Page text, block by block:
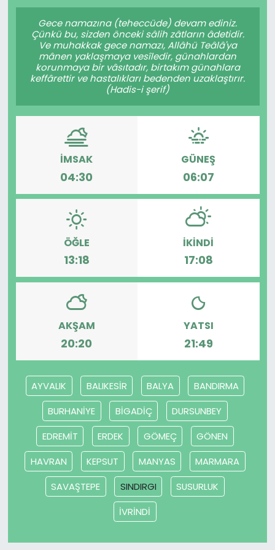
Gece namazına (teheccüde) devam ediniz.
Çünkü bu, sizden önceki sâlih zâtların âdetidir.
Ve muhakkak gece namazı, Allâhü Teâlâ'ya
mânen yaklaşmaya vesîledir, günahlardan
korunmaya bir vâsıtadır, birtakım günahlara
keffârettir ve hastalıkları bedenden uzaklaştırır.
(Hadis-i şerif)
İMSAK
04:30
GÜNEŞ
06:07
ÖĞLE
13:18
İKINDI
17:08
AKŞAM
20:20
YATSI
21:49
AYVALIK BALIKESİR BALYA
BANDIRMA
BURHANİYE
BİGADİÇ
DURSUNBEY
EDREMİT
ERDEK GÖMEÇ
GÖNEN
HAVRAN
KEPSUT MANYAS
MARMARA
SAVAŞTEPE
SINDIRGI
SUSURLUK
İVRİNDİ
Gündem
KKTC
KKTC YEREL SEÇİM 2018
Kültür Sanat
Magazin
Moda
Nöbetçi Eczaneler
Otomobil Dünyası
SAĞLIK
TÜRKiYE
Video Galeri
YAŞAM
Yazarlar